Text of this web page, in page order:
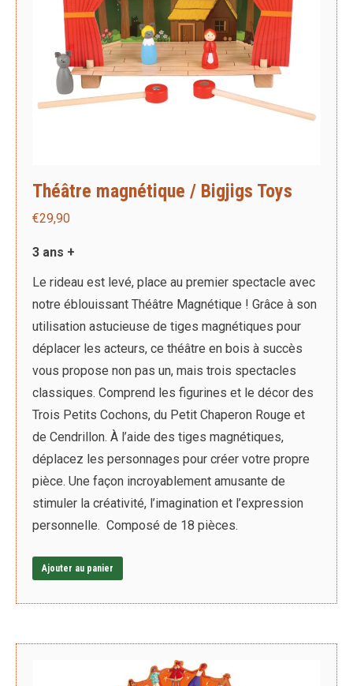
Théâtre magnétique / Bigjigs Toys
€29,90
3 ans +
Le rideau est levé, place au premier spectacle avec
notre éblouissant Théâtre Magnétique ! Grâce à son
utilisation astucieuse de tiges magnétiques pour
déplacer les acteurs, ce théâtre en bois à succès
vous propose non pas un, mais trois spectacles
classiques. Comprend les figurines et le décor des
Trois Petits Cochons, du Petit Chaperon Rouge et
de Cendrillon. À l’aide des tiges magnétiques,
déplacez les personnages pour créer votre propre
pièce. Une façon incroyablement amusante de
stimuler la créativité, l’imagination et l’expression
personnelle. Composé de 18 pièces.
Ajouter au panier